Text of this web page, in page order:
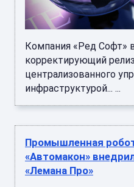
Компания «Ред Софт»
корректирующий
централизованного
инфраструктурой... ...
Промышленная
«Автомакон»
«Лемана Про»